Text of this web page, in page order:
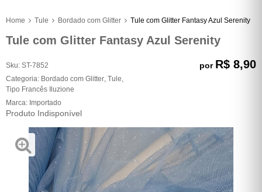
Home Tule Bordado com Glitter Tule com Glitter Fantasy Azul Serenity
Tule com Glitter Fantasy Azul Serenity
Sku: ST-7852
Categoria: Bordado com Glitter Tule
Tipo Francês Iluzione
Marca: Importado
Produto Indisponível
por R$ 8,90